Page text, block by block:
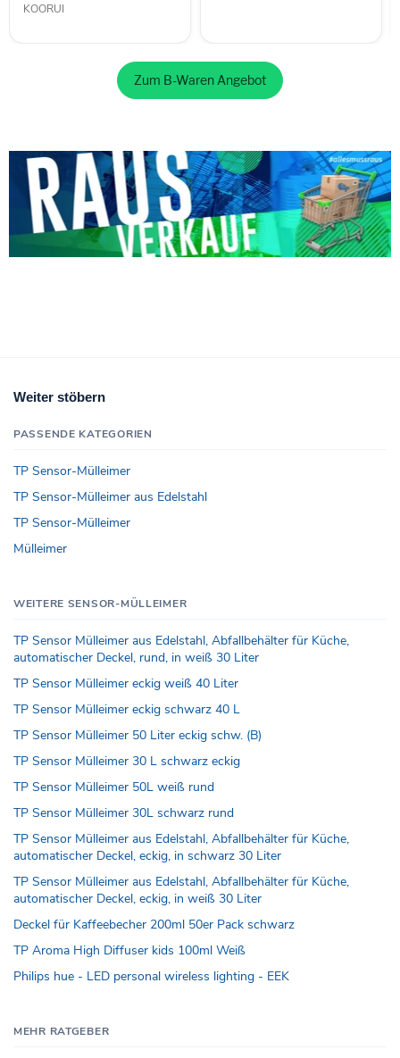
KOORUI
Zum B-Waren Angebot
Weiter stöbern
PASSENDE KATEGORIEN
TP Sensor-Mülleimer
TP Sensor-Mülleimer aus Edelstahl
TP Sensor-Mülleimer
Mülleimer
WEITERE SENSOR-MÜLLEIMER
TP Sensor Mülleimer aus Edelstahl, Abfallbehälter für Küche,
automatischer Deckel, rund, in weiß 30 Liter
TP Sensor Mülleimer eckig weiß 40 Liter
TP Sensor Mülleimer eckig schwarz 40 L
TP Sensor Mülleimer 50 Liter eckig schw. (B)
TP Sensor Mülleimer 30 L schwarz eckig
TP Sensor Mülleimer 50L weiß rund
TP Sensor Mülleimer 30L schwarz rund
TP Sensor Mülleimer aus Edelstahl, Abfallbehälter für Küche,
automatischer Deckel, eckig, in schwarz 30 Liter
TP Sensor Mülleimer aus Edelstahl, Abfallbehälter für Küche,
automatischer Deckel, eckig, in weiß 30 Liter
Deckel für Kaffeebecher 200ml 50er Pack schwarz
TP Aroma High Diffuser kids 100ml Weiß
Philips hue - LED personal wireless lighting - EEK
MEHR RATGEBER